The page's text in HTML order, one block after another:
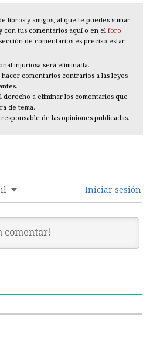
libros y amigos, al que te puedes sumar
con tus comentarios aquí o en el foro.
de comentarios es preciso estar
injuriosa será eliminada.
comentarios contrarios a las leyes
derecho a eliminar los comentarios que
de tema.
de las opiniones publicadas.
Iniciar sesión